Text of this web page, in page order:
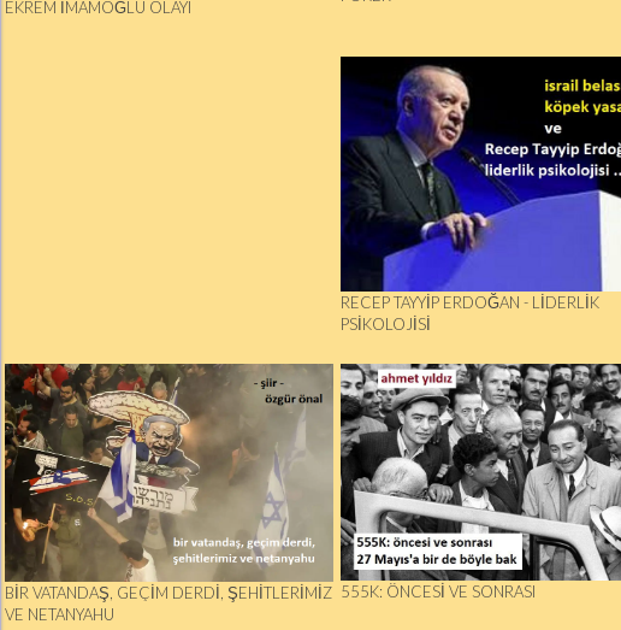
EKREM İMAMOĞLU OLAYI
RECEP TAYYIP ERDOĞAN - LIDERLIK
PSIKOLOJISI
BİR VATANDAŞ, GEÇİM DERDİ, ŞEHİTLERİMİZ
VE NETANYAHU
555K: ÖNCESI VE SONRASI